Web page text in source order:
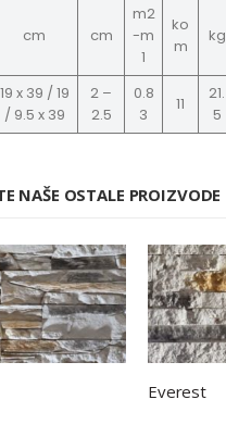
cm cm
m2
-m
1
ko
m
kg
19 x 39 / 19
/ 9.5 x 39
2 –
2.5
0.8
3
11
21.
5
NAŠE OSTALE PROIZVODE
Everest